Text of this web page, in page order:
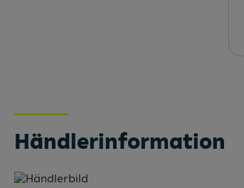
Händlerinformation